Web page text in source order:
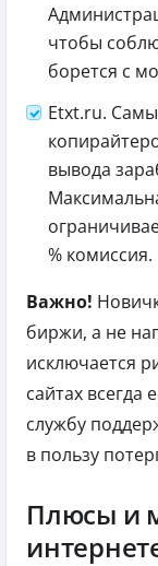
чтобы
борется с
Etxt.ru.
вывода
% комиссия.
Важно!
биржи, а не
исключается
сайтах всегда
службу
в пользу
Плюсы и